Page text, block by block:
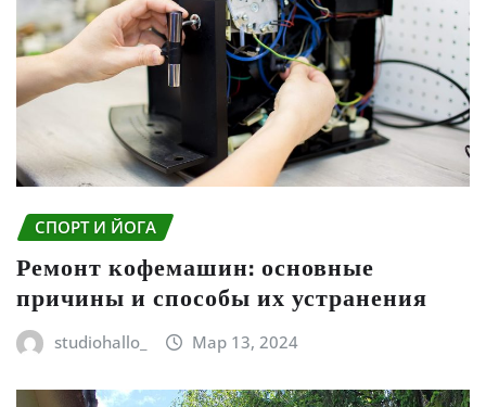
СПОРТ И ЙОГА
Ремонт кофемашин: основные
причины и способы их устранения
studiohallo_ Мар 13, 2024